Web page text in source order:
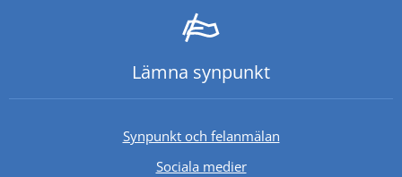
Lämna synpunkt
Synpunkt och felanmälan
Sociala medier